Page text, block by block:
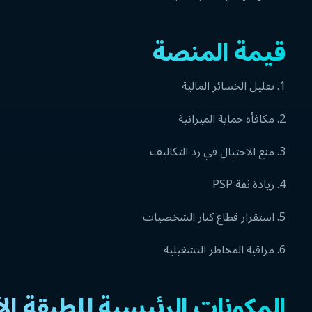
قيمة المنصة
1. تقليل الخسائر المالية
2. مكافأة حماية الميزانية
3. منع الاحتيال في رد التكاليف
4. زيادة ثقة PSP
5. استقرار قطاع كبار الشخصيات
6. مراقبة المخاطر التشغيلية